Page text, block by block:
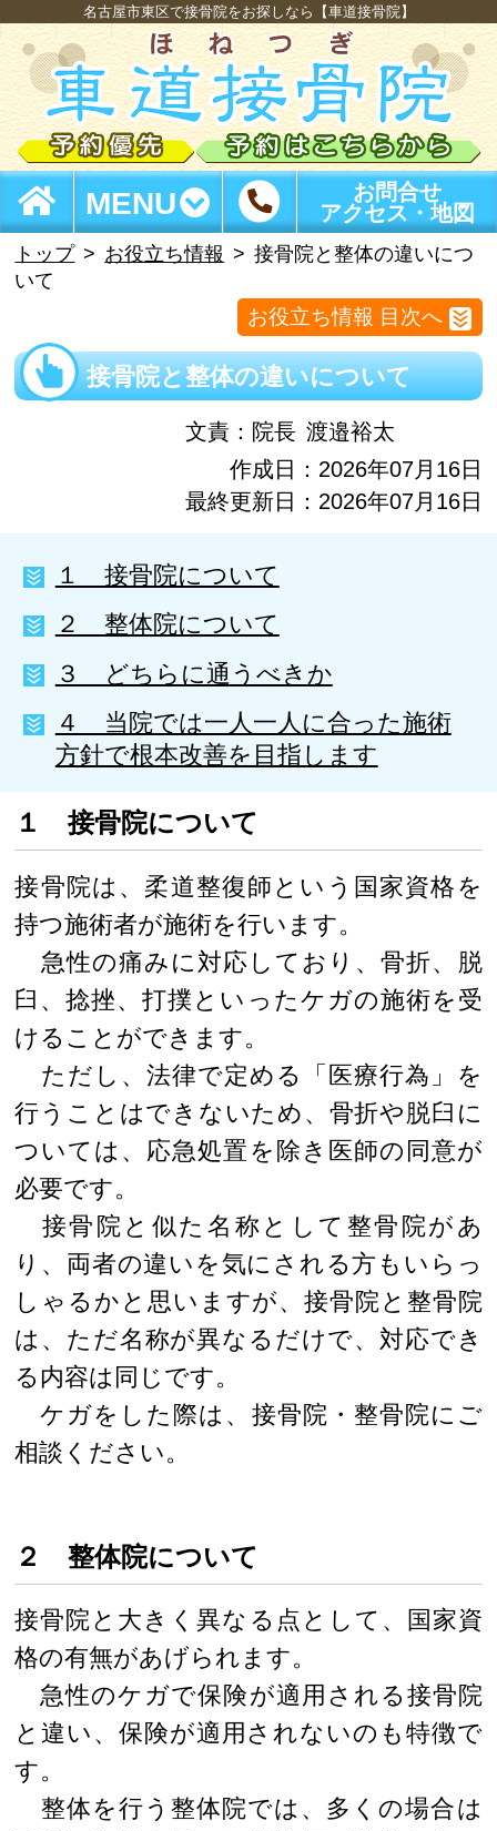
名古屋市東区で接骨院をお探しなら【車道接骨院】
MENU
お問合せ
アクセス・地図
トップ お役立ち情報
接骨院と整体の違いにつ
いて
お役立ち情報 目次へ
接骨院と整体の違いについて
文責： 院長 渡邉裕太
作成日：2026年07月16日
最終更新日：2026年07月16日
１ 接骨院について
２ 整体院について
３ どちらに通うべきか
４ 当院では一人一人に合った施術
方針で根本改善を目指します
１ 接骨院について
接骨院は、柔道整復師という国家資格を
持つ施術者が施術を行います。
急性の痛みに対応しており、骨折、脱
臼、捻挫、打撲といったケガの施術を受
けることができます。
ただし、法律で定める「医療行為」を
行うことはできないため、骨折や脱臼に
ついては、応急処置を除き医師の同意が
必要です。
接骨院と似た名称として整骨院があ
り、両者の違いを気にされる方もいらっ
しゃるかと思いますが、接骨院と整骨院
は、ただ名称が異なるだけで、対応でき
る内容は同じです。
ケガをした際は、接骨院・整骨院にご
相談ください。
２ 整体院について
接骨院と大きく異なる点として、国家資
格の有無があげられます。
急性のケガで保険が適用される接骨院
と違い、保険が適用されないのも特徴で
す。
整体を行う整体院では、多くの場合は